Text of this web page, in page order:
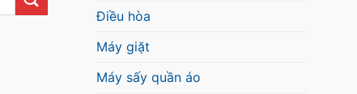
Điều hòa
Máy giặt
Máy sấy quần áo